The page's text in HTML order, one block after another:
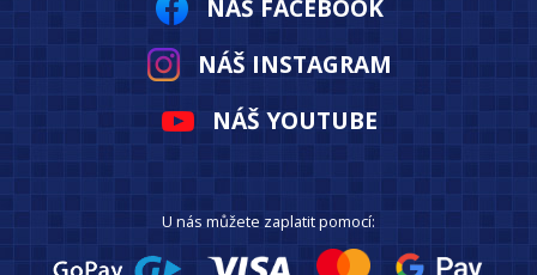
NÁŠ FACEBOOK
NÁŠ INSTAGRAM
NÁŠ YOUTUBE
U nás můžete zaplatit pomocí: